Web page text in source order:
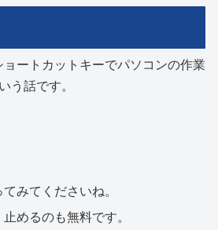
ートカットキーでパソコンの作業
う話です。
みてくださいね。
めるのも無料です。